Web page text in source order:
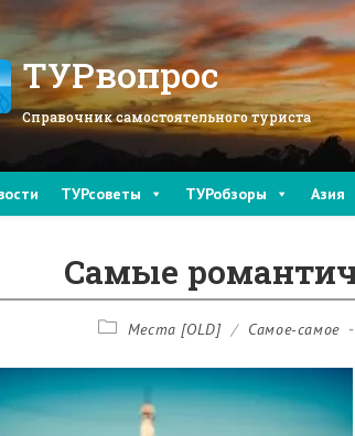
ТУРвопрос
Справочник самостоятельного туриста
ТУРсоветы ТУРобзоры Азия
Самые
РубрикаМеста [OLD] / Самое-самое